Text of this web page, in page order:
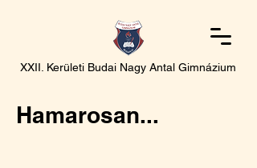
XXII. Kerületi Budai Nagy Antal Gimnázium
Hamarosan...